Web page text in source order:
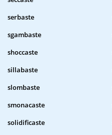
serbaste
sgambaste
shoccaste
sillabaste
slombaste
smonacaste
solidificaste